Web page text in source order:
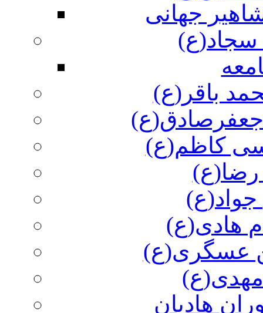
جهانی
سجاد(ع)
باقر(ع)
جعفرصادق(ع)
کاظم(ع)
هادی(ع)
عسگری(ع)
هادیان